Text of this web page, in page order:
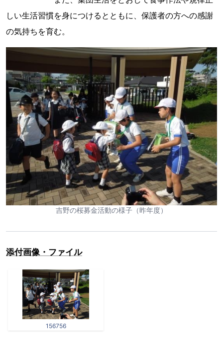
しい生活習慣を身につけるとともに、保護者の方への感謝
の気持ちを育む。
吉野の桜募金活動の様子（昨年度）
添付画像・ファイル
156756